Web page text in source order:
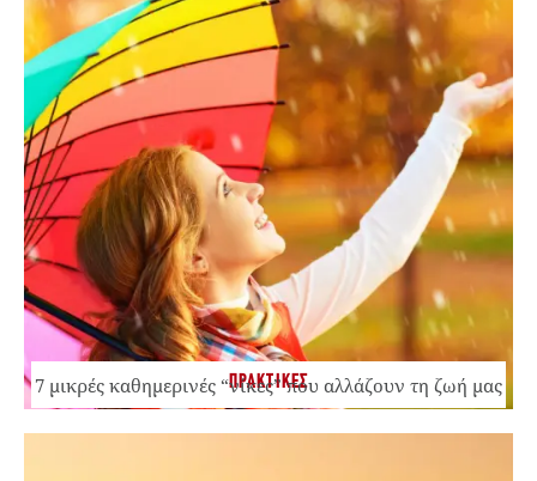
ΠΡΑΚΤΙΚΕΣ
7 μικρές καθημερινές “νίκες” που αλλάζουν τη ζωή μας